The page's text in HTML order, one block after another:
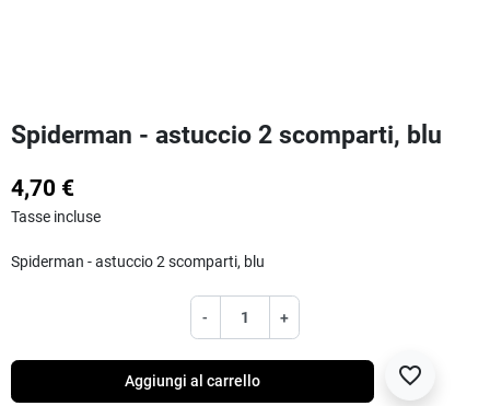
Spiderman - astuccio 2 scomparti, blu
4,70 €
Tasse incluse
Spiderman - astuccio 2 scomparti, blu
- +
Aggiungi al carrello favorite_border